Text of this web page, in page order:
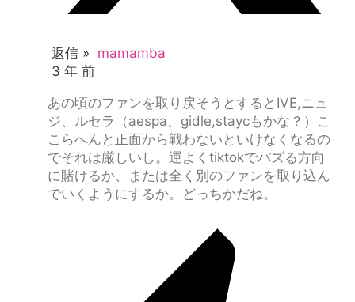
返信 » mamamba
3 年 前
あの頃のファンを取り戻そうとすると IVE,ニュ
ジ、ルセラ（aespa、gidle,staycもかな？）こ
こらへんと正面から戦わないといけなくなるの
でそれは厳しいし。運よくtiktokでバズる方向
に賭けるか、または全く別のファンを取り込ん
でいくようにするか。どっちかだね。